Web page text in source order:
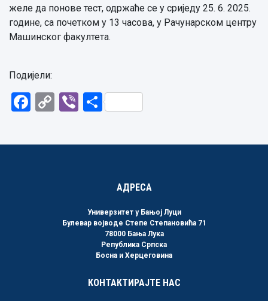
желе да понове тест, одржаће се у сриједу 25. 6. 2025.
године, са почетком у 13 часова, у Рачунарском центру
Машинског факултета.
Подијели:
Facebook
CopyViberShare
АДРЕСА
Универзитет у Бањој Луци
Булевар војводе Степе Степановића 71
78000 Бања Лука
Република Српска
Босна и Херцеговина
КОНТАКТИРАЈТЕ НАС